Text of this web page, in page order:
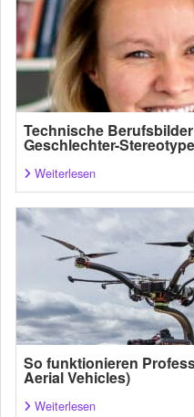
Technische
Geschlechter-
Weiterlesen
So funktionieren
Aerial Vehicles)
Weiterlesen